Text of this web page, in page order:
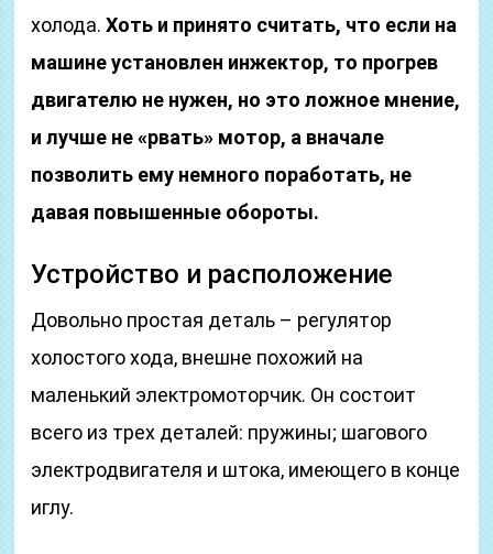
холода.Хоть и принято считать, что если на
машине установлен инжектор, то прогрев
двигателю не нужен, но это ложное мнение,
и лучше не «рвать» мотор, а вначале
позволить ему немного поработать, не
давая повышенные обороты.
Устройство и расположение
Довольно простая деталь – регулятор
холостого хода, внешне похожий на
маленький электромоторчик. Он состоит
всего из трех деталей: пружины; шагового
электродвигателя и штока, имеющего в конце
иглу.